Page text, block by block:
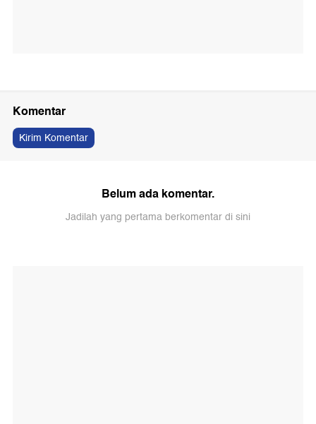
Komentar
Kirim Komentar
Belum ada komentar.
Jadilah yang pertama berkomentar di sini